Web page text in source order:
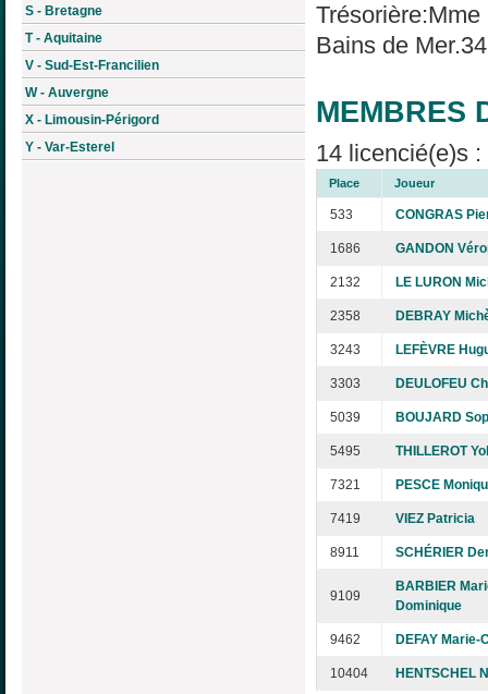
S - Bretagne
T - Aquitaine
V - Sud-Est-Francilien
W - Auvergne
X - Limousin-Périgord
Y - Var-Esterel
Bains de
MEMBRES
14 licencié(e)s
Place Joueur
533 CONGRAS
1686 GANDON
2132 LE LURON
2358 DEBRAY
3243 LEFÈVRE
3303 DEULOFEU
5039 BOUJARD
5495 THILLEROT
7321 PESCE
7419 VIEZ Patricia
8911 SCHÉRIER
9109
BARBIER
Dominique
9462 DEFAY Marie-
10404 HENTSCHEL